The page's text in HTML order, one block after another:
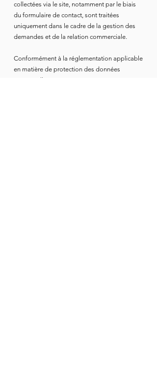
collectées via le site, notamment par le biais
du formulaire de contact, sont traitées
uniquement dans le cadre de la gestion des
demandes et de la relation commerciale.
Conformément à la réglementation applicable
en matière de protection des données
personnelles, toute personne concernée peut